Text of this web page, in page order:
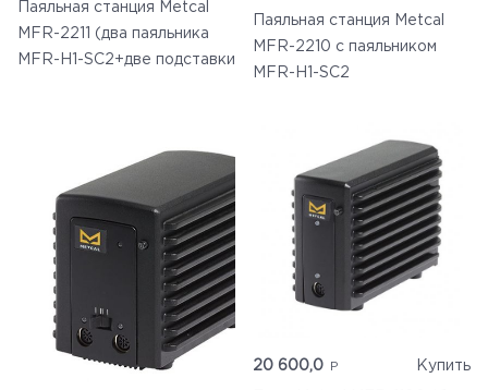
Паяльная станция Metcal
MFR-2211 (два паяльника
MFR-H1-SC2+две подставки
Паяльная станция Metcal
MFR-2210 c паяльником
MFR-H1-SC2
20 600,0 Купить